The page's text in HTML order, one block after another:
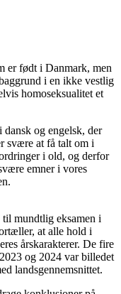
er født i Danmark, men
i en ikke vestlig
homoseksualitet et
dansk og engelsk, der
svære at få talt om i
i old, og derfor
emner i vores
mundtlig eksamen i
at alle hold i
årskarakterer. De fire
og 2024 var billedet
landsgennemsnittet.